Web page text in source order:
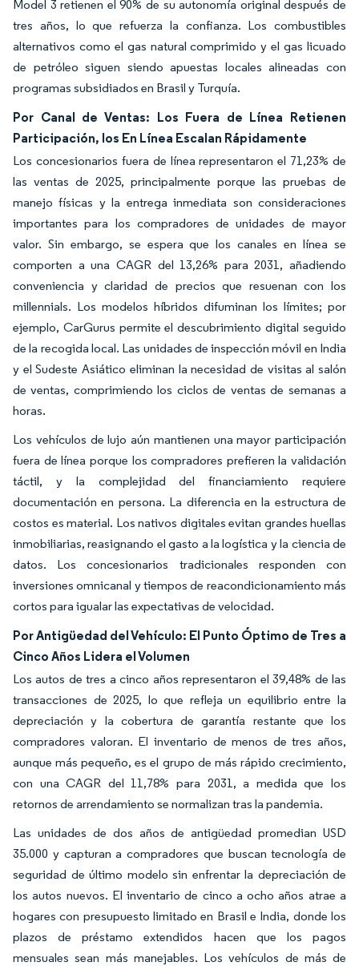
Model 3 retienen el 90% de su autonomía original después de
tres años, lo que refuerza la confianza. Los combustibles
alternativos como el gas natural comprimido y el gas licuado
de petróleo siguen siendo apuestas locales alineadas con
programas subsidiados en Brasil y Turquía.
Por Canal de Ventas: Los Fuera de Línea Retienen
Participación, los En Línea Escalan Rápidamente
Los concesionarios fuera de línea representaron el 71,23% de
las ventas de 2025, principalmente porque las pruebas de
manejo físicas y la entrega inmediata son consideraciones
importantes para los compradores de unidades de mayor
valor. Sin embargo, se espera que los canales en línea se
comporten a una CAGR del 13,26% para 2031, añadiendo
conveniencia y claridad de precios que resuenan con los
millennials. Los modelos híbridos difuminan los límites; por
ejemplo, CarGurus permite el descubrimiento digital seguido
de la recogida local. Las unidades de inspección móvil en India
y el Sudeste Asiático eliminan la necesidad de visitas al salón
de ventas, comprimiendo los ciclos de ventas de semanas a
horas.
Los vehículos de lujo aún mantienen una mayor participación
fuera de línea porque los compradores prefieren la validación
táctil, y la complejidad del financiamiento requiere
documentación en persona. La diferencia en la estructura de
costos es material. Los nativos digitales evitan grandes huellas
inmobiliarias, reasignando el gasto a la logística y la ciencia de
datos. Los concesionarios tradicionales responden con
inversiones omnicanal y tiempos de reacondicionamiento más
cortos para igualar las expectativas de velocidad.
Por Antigüedad del Vehículo: El Punto Óptimo de Tres a
Cinco Años Lidera el Volumen
Los autos de tres a cinco años representaron el 39,48% de las
transacciones de 2025, lo que refleja un equilibrio entre la
depreciación y la cobertura de garantía restante que los
compradores valoran. El inventario de menos de tres años,
aunque más pequeño, es el grupo de más rápido crecimiento,
con una CAGR del 11,78% para 2031, a medida que los
retornos de arrendamiento se normalizan tras la pandemia.
Las unidades de dos años de antigüedad promedian USD
35.000 y capturan a compradores que buscan tecnología de
seguridad de último modelo sin enfrentar la depreciación de
los autos nuevos. El inventario de cinco a ocho años atrae a
hogares con presupuesto limitado en Brasil e India, donde los
plazos de préstamo extendidos hacen que los pagos
mensuales sean más manejables. Los vehículos de más de